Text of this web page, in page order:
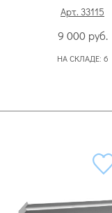
Арт. 33115
9 000 руб.
НА СКЛАДЕ: 6